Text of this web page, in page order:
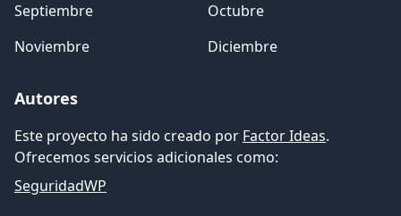
Septiembre
Octubre
Noviembre
Diciembre
Autores
Este proyecto ha sido creado por Factor Ideas.
Ofrecemos servicios adicionales como:
SeguridadWP